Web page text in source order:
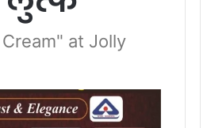
at Jolly